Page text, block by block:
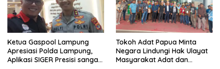
Ketua Gaspool Lampung
Apresiasi Polda Lampung,
Aplikasi SIGER Presisi sangat
Tokoh Adat Papua Minta
Negara Lindungi Hak Ulayat
Masyarakat Adat dan